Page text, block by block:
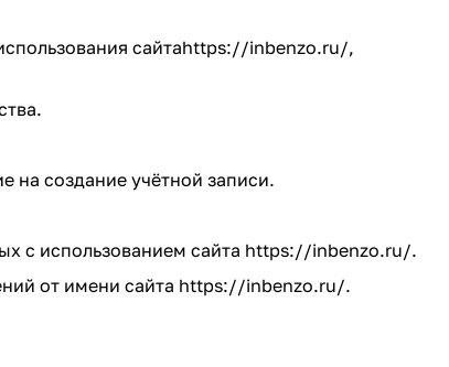
сайтаhttps://inbenzo.ru/,
на создание учётной записи.
с использованием сайта https://inbenzo.ru/.
от имени сайта https://inbenzo.ru/.